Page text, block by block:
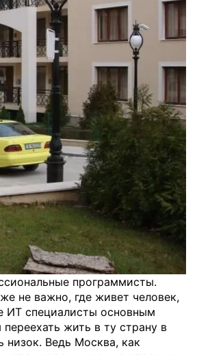
программисты.
не важно, где живет человек,
ИТ специалисты основным
жить в ту страну в
низок. Ведь Москва, как